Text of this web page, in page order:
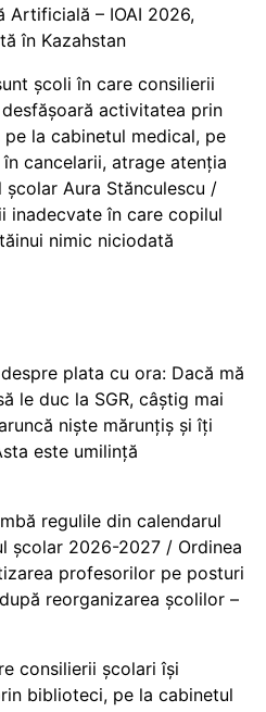
Artificială – IOAI 2026,
în Kazahstan
școli în care consilierii
activitatea prin
la cabinetul medical, pe
în cancelarii, atrage atenția
școlar Aura Stănculescu /
inadecvate în care copilul
nimic niciodată
plata cu ora: Dacă mă
le duc la SGR, câștig mai
niște mărunțiș și îți
este umilință
regulile din calendarul
școlar 2026-2027 / Ordinea
profesorilor pe posturi
reorganizarea școlilor –
consilierii școlari își
biblioteci, pe la cabinetul